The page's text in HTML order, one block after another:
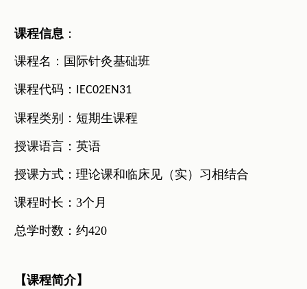
课程信息 ：
课程名：国际针灸基础班
课程代码： IEC02EN31
课程类别：短期生课程
授课语言：英语
授课方式：理论课和临床见（实）习相结合
课程时长：3个月
总学时数：约420
【课程简介】